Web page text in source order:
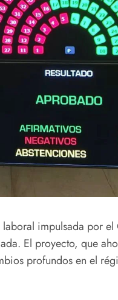
impulsada por
El proyecto, que
profundos en el